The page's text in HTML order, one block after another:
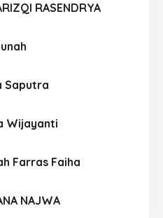
RASENDRYA
Saputra
Wijayanti
Farras Faiha
NAJWA